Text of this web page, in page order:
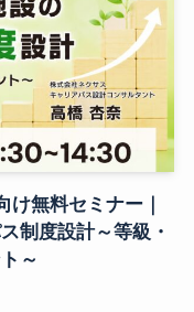
無料セミナー｜
制度設計～等級・
～